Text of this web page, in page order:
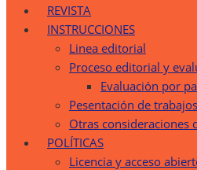
REVISTA
INSTRUCCIONES
Linea editorial
Proceso editorial y
Evaluación por
Pesentación de trabajos
Otras consideraciones
POLÍTICAS
Licencia y acceso